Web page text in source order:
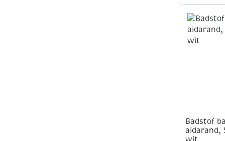
50x100cm,
wit
aantal
Badstof
aidarand,